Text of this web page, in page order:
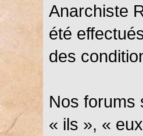
Anarchiste
été
des
Nos forums
« ils », «